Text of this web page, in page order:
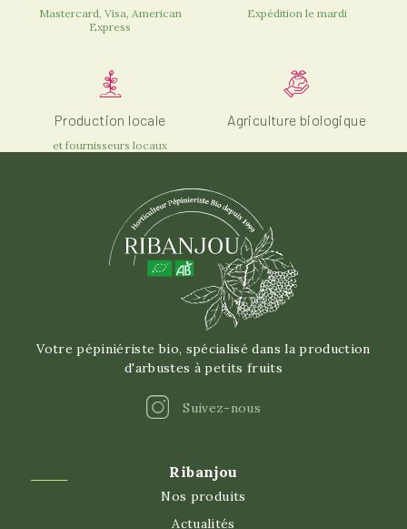
Mastercard, Visa, American
Express
Expédition le mardi
Production locale
et fournisseurs locaux
Agriculture biologique
Votre pépiniériste bio, spécialisé dans la production
d'arbustes à petits fruits
Suivez-nous
Instagram
Ribanjou
Nos produits
Actualités